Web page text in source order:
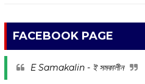
FACEBOOK PAGE
E Samakalin - ই সমকালীন